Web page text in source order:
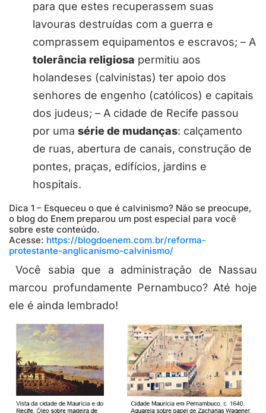
para que estes recuperassem suas
lavouras destruídas com a guerra e
comprassem equipamentos e escravos; – A
tolerância religiosa permitiu aos
holandeses (calvinistas) ter apoio dos
senhores de engenho (católicos) e capitais
dos judeus; – A cidade de Recife passou
por uma série de mudanças: calçamento
de ruas, abertura de canais, construção de
pontes, praças, edifícios, jardins e
hospitais.
Dica 1 – Esqueceu o que é calvinismo? Não se preocupe,
o blog do Enem preparou um post especial para você
sobre este conteúdo.
Acesse: https://blogdoenem.com.br/reforma-
protestante-anglicanismo-calvinismo/
Você sabia que a administração de Nassau
marcou profundamente Pernambuco? Até hoje
ele é ainda lembrado!